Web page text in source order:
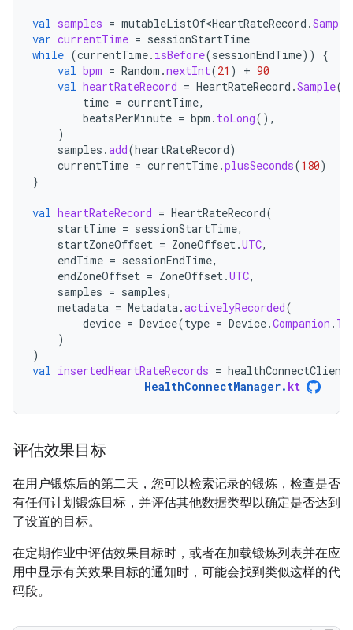
val samples = mutableListOf<HeartRateRecord .Sample
var currentTime = sessionStartTime
while (currentTime. isBefore(sessionEndTime))
{
val bpm = Random .nextInt(21 ) + 90
val heartRateRecord = HeartRateRecord .Sample(
time = currentTime,
beatsPerMinute = bpm . toLong(),
)
samples .add(heartRateRecord)
currentTime = currentTime.plusSeconds(180)
}
val heartRateRecord = HeartRateRecord(
startTime = sessionStartTime,
startZoneOffset = ZoneOffset.UTC,
endTime = sessionEndTime,
endZoneOffset = ZoneOffset.UTC,
samples = samples,
metadata = Metadata.activelyRecorded(
device = Device(type = Device.Companion .
)
)
val insertedHeartRateRecords = healthConnectClient
HealthConnectManager. kt
评估效果目标
在用户锻炼后的第二天，您可以检索记录的锻炼，检查是否
有任何计划锻炼目标，并评估其他数据类型以确定是否达到
了设置的目标。
在定期作业中评估效果目标时，或者在加载锻炼列表并在应
用中显示有关效果目标的通知时，可能会找到类似这样的代
码段。